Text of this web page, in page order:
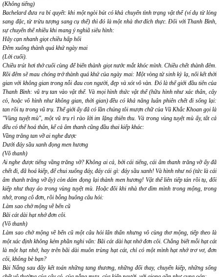
(Không tiếng)
Bachelard đưa ra bí quyết: khi một ngòi bút có khả chuyển tình trạng vật thể (ví dụ từ lỏng
sang đặc, từ trừu tượng sang cụ thể) thì đó là một nhà thơ đích thực. Đối với Thanh Bình,
sự chuyển thể nhiều khi mang ý nghiã siêu hình:
Hãy cạn nhanh giọt chiều hấp hối
Đêm xuống thành quá khứ ngày mai
(Lời cuối).
Chiều trút hơi thở cuối cùng để biến thành giọt nước mắt khóc mình. Chiều chết thành đêm.
Rồi đêm sẽ mau chóng trở thành quá khứ của ngày mai: Một vòng tử sinh kỳ lạ, nối kết thời
gian với không gian trong nỗi đau con người, đẹp và xót vô vàn. Đó là thế giới đầu tiên của
Thanh Bình: vũ trụ tan vào vật thể. Và mọi hình thức vật thể (hữu hình như xác thân, cây
cỏ, hoặc vô hình như không gian, thời gian) đều có khả năng luân phiên chết đi sống lại:
tan rồi tụ trong vũ trụ. Thế giới ấy đã có lần chúng tôi mượn chữ của Vũ Khắc Khoan gọi là
"Vùng tuyệt mù", một vũ trụrì rào lời im lặng thiên thu. Và trong vùng tuyệt mù ấy, tất cả
đều có thể hoá thân, kể cả âm thanh cũng đầu thai kiếp khác:
Vầng trăng tan vỡ ai nghe được
Dưới đáy sầu xanh đọng men hương
(Vô thanh)
Ai nghe được tiếng vầng trăng vỡ? Không ai cả, bởi cái tiếng, cái âm thanh trăng vỡ ấy đã
chết đi, đã hoá kiếp, để chui xuống đáy, đáy cái gì: đáy sầu xanh! Và hình nhưnó(tức là cái
âm thanh trăng vỡ ấy) còn dám đọng lại thành men hương! Vật thể liên tiếp tán rồi tụ, đổi
kiếp như thay áo trong vùng tuyệt mù. Hoặc đôi khi nhà thơ dìm mình trong mộng, trong
nhớ, trong cô đơn, rồi bỗng buông câu hỏi:
Làm sao chở mộng về bến cũ
Bãi cát dài hạt nhớ đơn côi.
(Vô thanh)
Làm sao chở mộng về bến cũmột câu hỏi lẩn thẩn nhưng vô cùng thơ mộng, tiếp theo là
một xác định không kém phần nghi vấn:Bãi cát dài hạt nhớ đơn côi. Chẳng biết mỗi hạt cát
là một hạt nhớ, hay trên bãi dài muôn trùng hạt cát, chỉ có một mìnhhạt nhớtrơ vơ, đơn
côi, không bè bạn?
BàiNắngsau đây kết toán những tang thương, những đổi thay, chuyển kiếp, những sống